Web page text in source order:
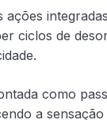
ciclos de
como
a